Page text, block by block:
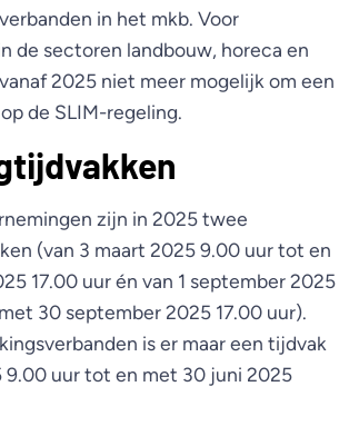
in het mkb. Voor
de sectoren landbouw, horeca en
2025 niet meer mogelijk om een
de SLIM-regeling.
zijn in 2025 twee
(van 3 maart 2025 9.00 uur tot en
17.00 uur én van 1 september 2025
30 september 2025 17.00 uur).
is er maar een tijdvak
9.00 uur tot en met 30 juni 2025